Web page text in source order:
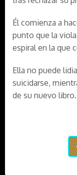
Él comienza a
punto que la
espiral en la que
Ella no puede
suicidarse,
de su nuevo libro.